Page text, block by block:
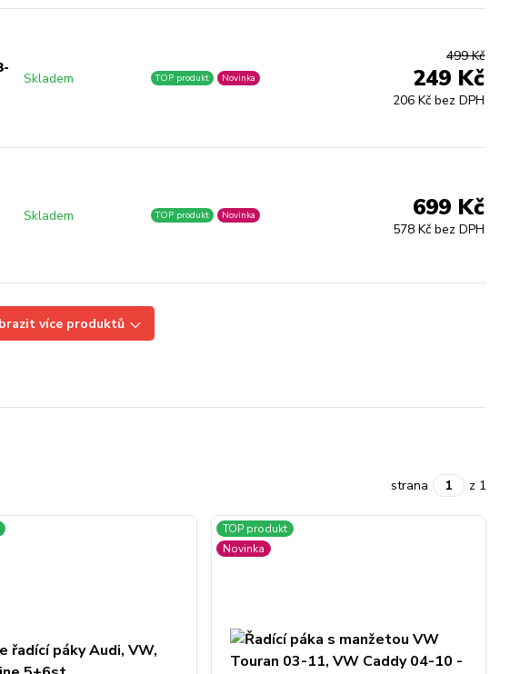
Skladem TOP produkt Novinka
499 Kč
249 Kč
206 Kč bez DPH
Skladem TOP produkt Novinka 699 Kč
578 Kč bez DPH
více produktů
strana z 1
TOP produkt
Novinka